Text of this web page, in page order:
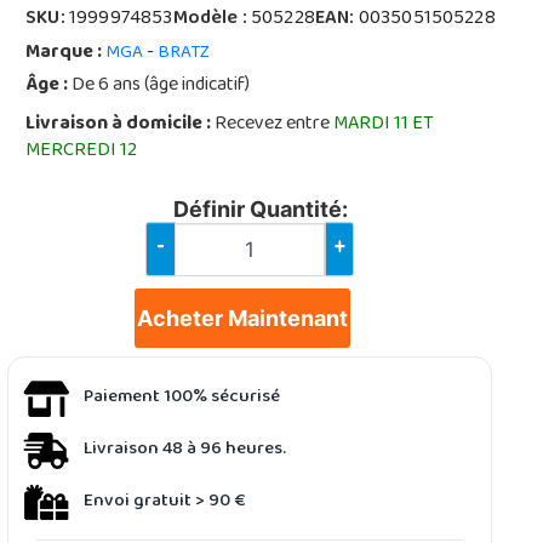
SKU:1999974853Modèle :505228EAN:0035051505228
Marque :MGA-BRATZ
Âge :De 6 ans (âge indicatif)
Livraison à domicile :Recevez entreMARDI 11 ET
MERCREDI 12
Définir Quantité:
- +
Acheter Maintenant
Paiement 100% sécurisé
Livraison 48 à 96 heures.
Envoi gratuit > 90 €